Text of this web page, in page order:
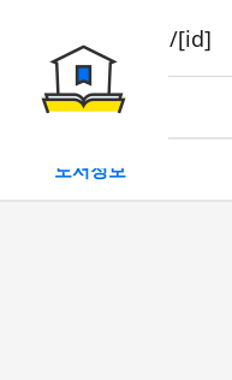
book/rent/[id]
대여
도서정보